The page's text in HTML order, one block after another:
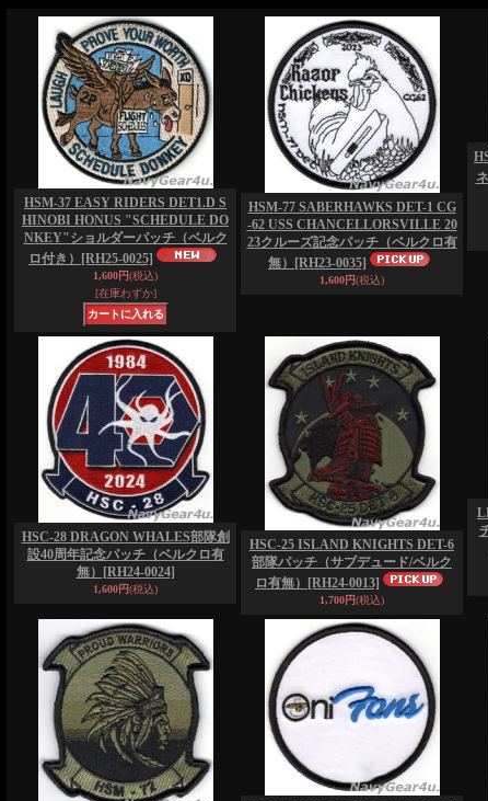
HSM-37 EASY RIDERS DET1.D S
HINOBI HONUS "SCHEDULE DO
NKEY"ショルダーパッチ（ベルク
ロ付き）
[RH25-0025]
1,600円(税込)
[在庫わずか]
HSM-77 SABERHAWKS DET-1 CG
-62 USS CHANCELLORSVILLE 20
23クルーズ記念パッチ（ベルクロ有
無）
[RH23-0035]
1,600円(税込)
HSC-28 DRAGON WHALES部隊創
設40周年記念パッチ（ベルクロ有
無）
[RH24-0024]
1,600円(税込)
HSC-25 ISLAND KNIGHTS DET-6
部隊パッチ（サブデュード/ベルク
ロ有無）
[RH24-0013]
1,700円(税込)